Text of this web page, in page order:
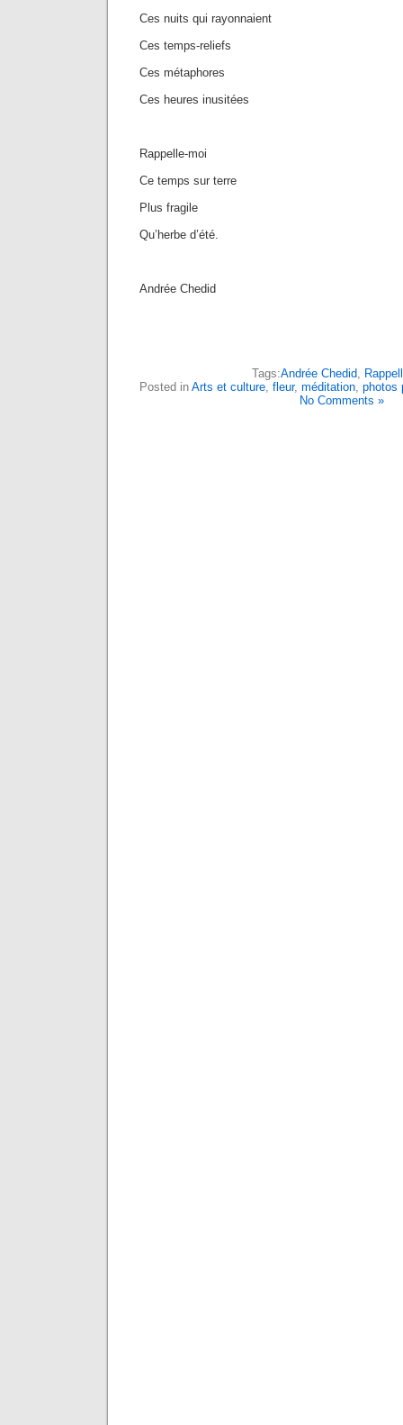
Ces nuits qui rayonnaient
Ces temps-reliefs
Ces métaphores
Ces heures inusitées
Rappelle-moi
Ce temps sur terre
Plus fragile
Qu’herbe d’été.
Andrée Chedid
Tags:Andrée Chedid,
Posted in Arts et culture, fleur, méditation, photos
No Comments »